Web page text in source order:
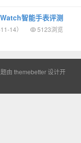
智能手表评测
14）
5123浏览
由 themebetter设计开